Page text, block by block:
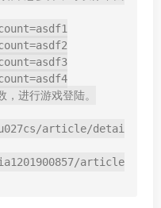
进行游戏登陆。
article/detai
article